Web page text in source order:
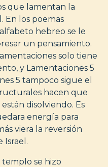
que lamentan la
En los poemas
hebreo se le
un pensamiento.
solo tiene
y Lamentaciones 5
5 tampoco sigue el
hacen que
disolviendo. Es
energía para
viera la reversión
Israel.
se hizo